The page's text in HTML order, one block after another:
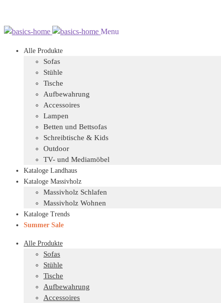
Zur
springen
Zum
springen
Menu
Alle Produkte
Sofas
Stühle
Tische
Aufbewahrung
Accessoires
Lampen
Betten und Bettsofas
Schreibtische & Kids
Outdoor
TV- und Mediamöbel
Kataloge Landhaus
Kataloge Massivholz
Massivholz Schlafen
Massivholz Wohnen
Kataloge Trends
Summer Sale
Alle Produkte
Sofas
Stühle
Tische
Aufbewahrung
Accessoires